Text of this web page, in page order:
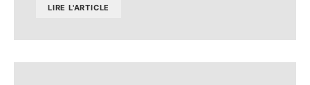
LIRE L'ARTICLE